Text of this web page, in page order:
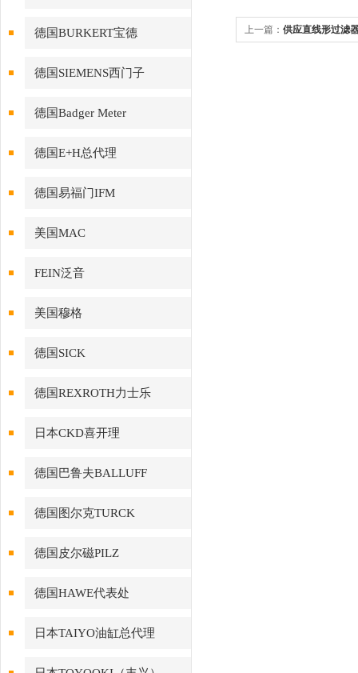
德国BURKERT宝德
德国SIEMENS西门子
德国Badger Meter
德国E+H总代理
德国易福门IFM
美国MAC
FEIN泛音
美国穆格
德国SICK
德国REXROTH力士乐
日本CKD喜开理
德国巴鲁夫BALLUFF
德国图尔克TURCK
德国皮尔磁PILZ
德国HAWE代表处
日本TAIYO油缸总代理
上一篇： 供应直线形过滤